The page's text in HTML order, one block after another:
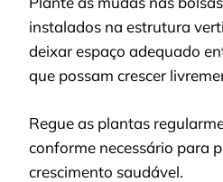
instalados na estrutura
deixar espaço adequado
que possam crescer
Regue as plantas
conforme necessário para
crescimento saudável.